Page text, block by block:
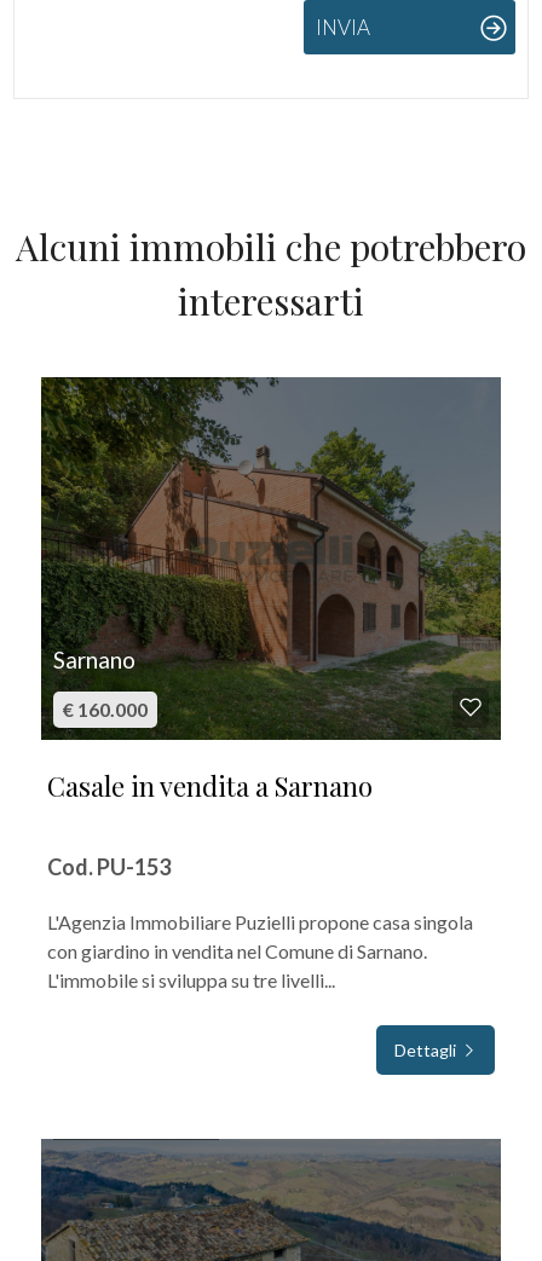
INVIA
Alcuni immobili che potrebbero
interessarti
Sarnano
€ 160.000
Casale in vendita a Sarnano
Cod. PU-153
L'Agenzia Immobiliare Puzielli propone casa singola
con giardino in vendita nel Comune di Sarnano.
L'immobile si sviluppa su tre livelli...
Dettagli